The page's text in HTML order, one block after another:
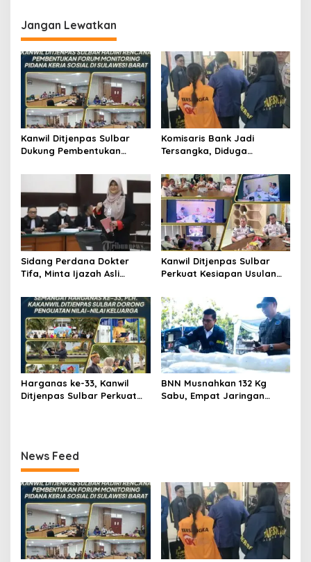
g
a
s
i
p
o
s
Jangan Lewatkan
Kanwil Ditjenpas Sulbar
Dukung Pembentukan
Kerja Sosial
Komisaris Bank Jadi
Tersangka, Diduga
M
Sidang Perdana Dokter
Tifa, Minta Ijazah Asli
Pengadilan
Kanwil Ditjenpas Sulbar
Perkuat Kesiapan Usulan
Harganas ke-33, Kanwil
Ditjenpas Sulbar Perkuat
BNN Musnahkan 132 Kg
Sabu, Empat Jaringan
News Feed